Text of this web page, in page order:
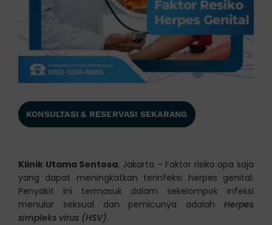
KONSULTASI & RESERVASI SEKARANG
Klinik Utama Sentosa, Jakarta – Faktor risiko apa saja
yang dapat meningkatkan terinfeksi herpes genital.
Penyakit ini termasuk dalam sekelompok infeksi
menular seksual dan pemicunya adalahHerpes
simpleks virus (HSV).